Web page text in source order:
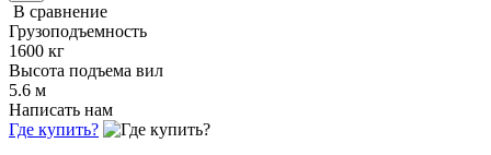
В сравнение
Грузоподъемность
1600 кг
Высота подъема вил
5.6 м
Написать нам
Где купить?